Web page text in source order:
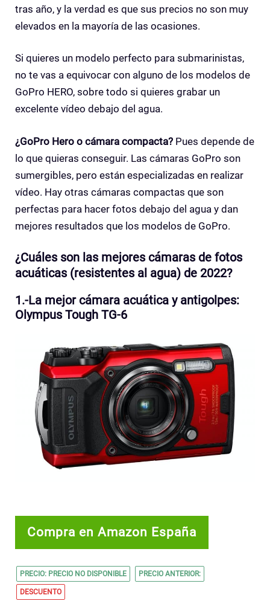
tras año, y la verdad es que sus precios no son muy
elevados en la mayoría de las ocasiones.
Si quieres un modelo perfecto para submarinistas,
no te vas a equivocar con alguno de los modelos de
GoPro HERO, sobre todo si quieres grabar un
excelente vídeo debajo del agua.
¿GoPro Hero o cámara compacta? Pues depende de
lo que quieras conseguir. Las cámaras GoPro son
sumergibles, pero están especializadas en realizar
vídeo. Hay otras cámaras compactas que son
perfectas para hacer fotos debajo del agua y dan
mejores resultados que los modelos de GoPro.
¿Cuáles son las mejores cámaras de fotos
acuáticas (resistentes al agua) de 2022?
1.-La mejor cámara acuática y antigolpes:
Olympus Tough TG-6
Compra en Amazon España
PRECIO: PRECIO NO DISPONIBLE PRECIO ANTERIOR:
DESCUENTO